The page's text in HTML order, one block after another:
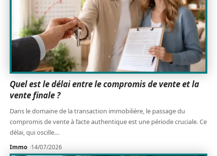
Quel est le délai entre le compromis de vente et la
vente finale ?
Dans le domaine de la transaction immobilière, le passage du
compromis de vente à l’acte authentique est une période cruciale. Ce
délai, qui oscille…
Immo 14/07/2026